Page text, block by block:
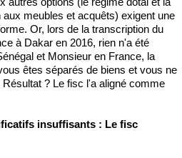
meubles et acquêts) exigent une
Or, lors de la transcription du
à Dakar en 2016, rien n'a été
et Monsieur en France, la
êtes séparés de biens et vous ne
? Le fisc l'a aligné comme
insuffisants : Le fisc